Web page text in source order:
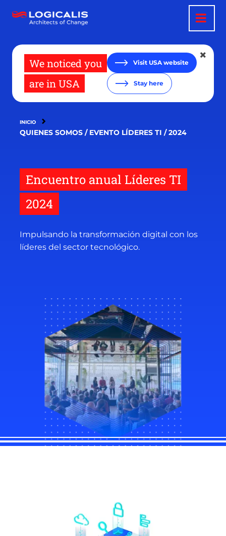
contenido
We noticed you
are in USA
Visit USA website
Stay here
INICIO
QUIENES SOMOS / EVENTO LÍDERES TI / 2024
Encuentro anual Líderes TI
2024
Impulsando la transformación digital con los
líderes del sector tecnológico.